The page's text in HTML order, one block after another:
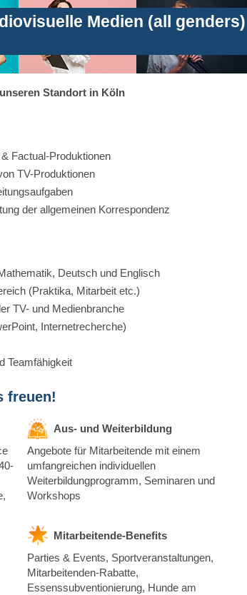
Medien (all genders)
Standort in Köln
Factual-Produktionen
TV-Produktionen
der allgemeinen Korrespondenz
Deutsch und Englisch
(Praktika, Mitarbeit etc.)
TV- und Medienbranche
Internetrecherche)
Teamfähigkeit
freuen!
Aus- und Weiterbildung
Angebote für Mitarbeitende mit einem
umfangreichen individuellen
Weiterbildungprogramm, Seminaren und
Workshops
Mitarbeitende-Benefits
Parties & Events, Sportveranstaltungen,
Mitarbeitenden-Rabatte,
Essenssubventionierung, Hunde am